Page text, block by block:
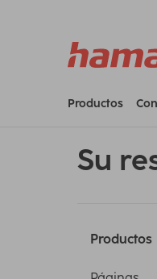
Productos
Su
Productos